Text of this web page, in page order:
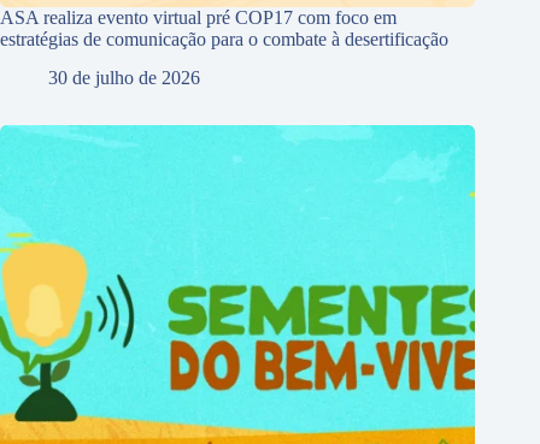
ASA realiza evento virtual pré COP17 com foco em
estratégias de comunicação para o combate à desertificação
30 de julho de 2026